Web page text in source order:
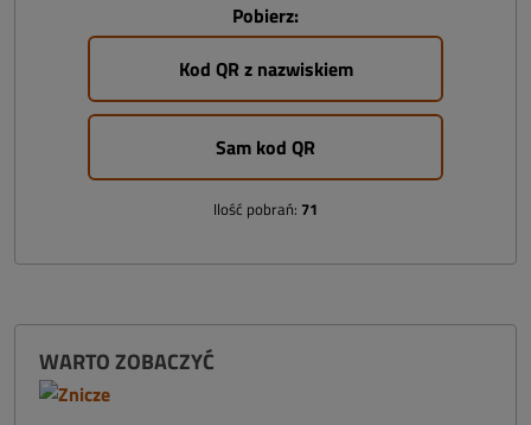
Pobierz:
Kod QR z nazwiskiem
Sam kod QR
Ilość pobrań: 71
WARTO ZOBACZYĆ